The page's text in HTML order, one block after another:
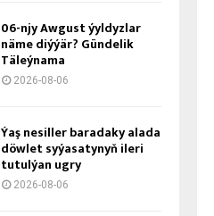
06-njy Awgust ýyldyzlar
näme diýýär? Gündelik
Täleýnama
2026-08-06
Ýaş ne­sil­ler ba­ra­da­ky ala­da
döw­let sy­ýa­sa­ty­nyň ile­ri
tu­tul­ýan ug­ry
2026-08-06